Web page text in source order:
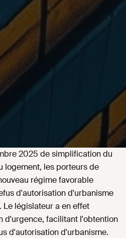
2025 de simplification du
logement, les porteurs de
régime favorable
d'autorisation d'urbanisme
Le législateur a en effet
d'urgence, facilitant l'obtention
d'autorisation d'urbanisme.